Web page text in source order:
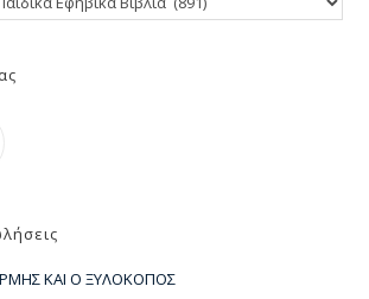
ΚΑΙ Ο ΞΥΛΟΚΟΠΟΣ